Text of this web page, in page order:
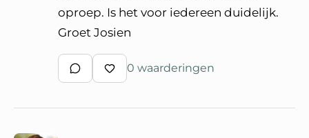
oproep. Is het voor iedereen duidelijk.
Groet Josien
Schrijf een reactie
Waardeer reactie
0 waarderingen